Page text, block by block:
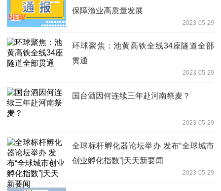
保障渔业高质量发展
2023-05-29
环球聚焦：池黄高铁全线34座隧道全部
贯通
2023-05-29
国台酒因何连续三年赴河南祭麦？
2023-05-29
全球标杆孵化器论坛举办 发布“全球城市
创业孵化指数”|天天新要闻
2023-05-29